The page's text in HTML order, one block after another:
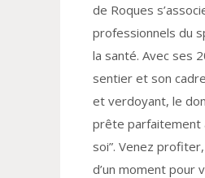
de Roques
professionnels du
la santé. Avec ses
sentier et son
et verdoyant, le
prête parfaitement
soi”. Venez
d’un moment pour